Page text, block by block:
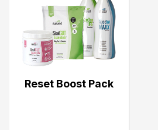
Reset Boost Pack